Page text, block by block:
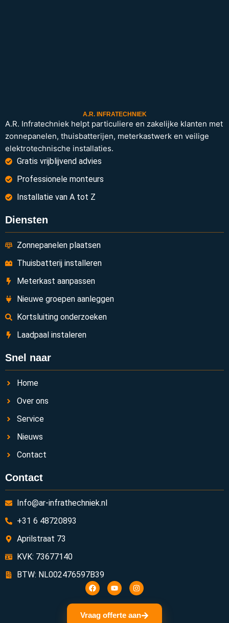
A.R. INFRATECHNIEK
A.R. Infratechniek helpt particuliere en zakelijke klanten met
zonnepanelen, thuisbatterijen, meterkastwerk en veilige
elektrotechnische installaties.
Gratis vrijblijvend advies
Professionele monteurs
Installatie van A tot Z
Diensten
Zonnepanelen plaatsen
Thuisbatterij installeren
Meterkast aanpassen
Nieuwe groepen aanleggen
Kortsluiting onderzoeken
Laadpaal instaleren
Snel naar
Home
Over ons
Service
Nieuws
Contact
Contact
Info@ar-infrathechniek.nl
+31 6 48720893
Aprilstraat 73
KVK: 73677140
BTW: NL002476597B39
Vraag offerte aan